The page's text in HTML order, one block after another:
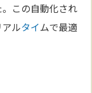
この自動化され
ルタイムで最適